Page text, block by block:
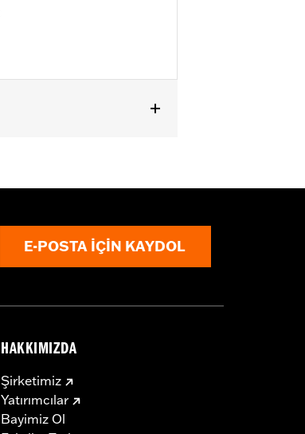
E-POSTA IÇIN KAYDOL
HAKKIMIZDA
Şirketimiz
Yatırımcılar
Bayimiz Ol